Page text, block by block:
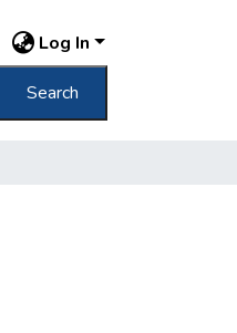
Log In
Search